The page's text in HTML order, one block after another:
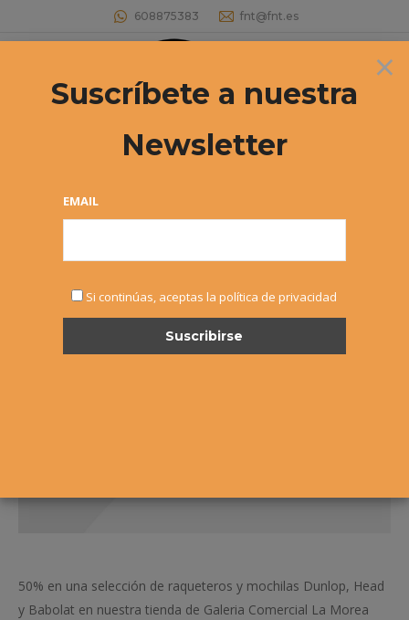
608875383 fnt@fnt.es
Buscar:
OFERTA Inter Sport Irabia
27
50% en una selección de raqueteros y mochilas Dunlop, Head
y Babolat en nuestra tienda de Galeria Comercial La Morea
×
Suscríbete a nuestra
Newsletter
EMAIL
Si continúas, aceptas la política de privacidad